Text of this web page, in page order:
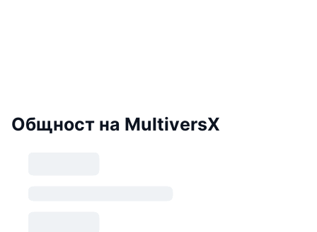
Общност на MultiversX